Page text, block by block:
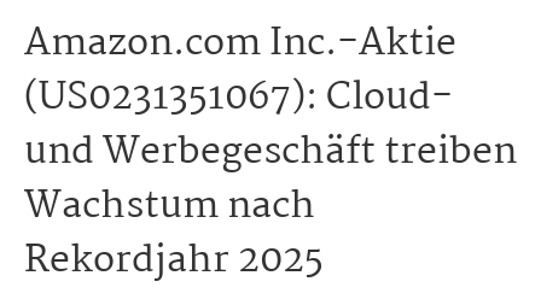
Amazon.com Inc.-Aktie
(US0231351067): Cloud-
und Werbegeschäft treiben
Wachstum nach
Rekordjahr 2025